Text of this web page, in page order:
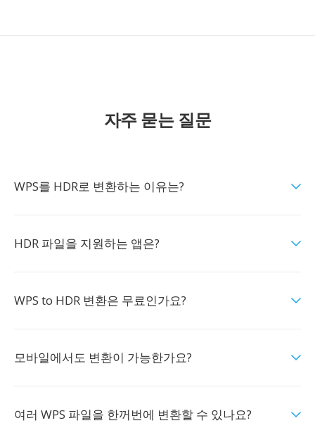
자주 묻는 질문
WPS를 HDR로 변환하는 이유는?
HDR 파일을 지원하는 앱은?
WPS to HDR 변환은 무료인가요?
모바일에서도 변환이 가능한가요?
여러 WPS 파일을 한꺼번에 변환할 수 있나요?